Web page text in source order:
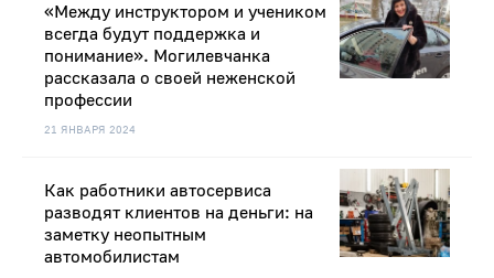
21 ЯНВАРЯ 2024
«Между инструктором и учеником
всегда будут поддержка и
понимание». Могилевчанка
рассказала о своей неженской
профессии
Как работники автосервиса
разводят клиентов на деньги: на
заметку неопытным
автомобилистам